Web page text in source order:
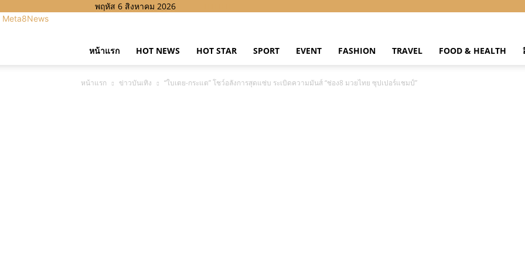
พฤหัส 6 สิงหาคม 2026
Meta8News
หน้าแรก HOT NEWS HOT STAR SPORT EVENT FASHION TRAVEL FOOD & HEALTH
หน้าแรก ข่าวบันเทิง “ใบเตย-กระแต” โชว์อลังการสุดแซ่บ ระเบิดความมันส์ “ช่อง8 มวยไทย ซุปเปอร์แชมป์”